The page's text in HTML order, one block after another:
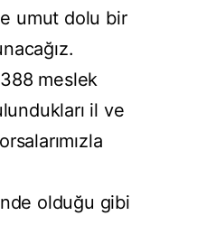
umut dolu bir
meslek
il ve
olduğu gibi